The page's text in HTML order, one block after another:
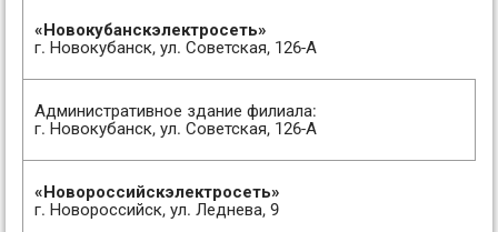
«Новокубанскэлектросеть»
г. Новокубанск, ул. Советская, 126-А
Административное здание филиала:
г. Новокубанск, ул. Советская, 126-А
«Новороссийскэлектросеть»
г. Новороссийск, ул. Леднева, 9